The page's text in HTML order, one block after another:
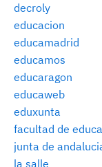
decroly
educacion
educamadrid
educamos
educaragon
educaweb
eduxunta
facultad de
junta de
la salle